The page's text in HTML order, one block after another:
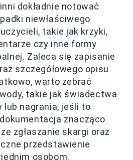
dokładnie notować
niewłaściwego
takie jak krzyki,
czy inne formy
Zaleca się zapisanie
szczegółowego opisu
warto zebrać
takie jak świadectwa
lub nagrania, jeśli to
znacząco
zgłaszanie skargi oraz
przedstawienie
osobom.